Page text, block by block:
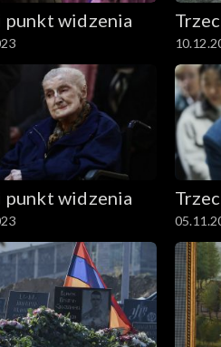
punkt widzenia
punkt widzenia